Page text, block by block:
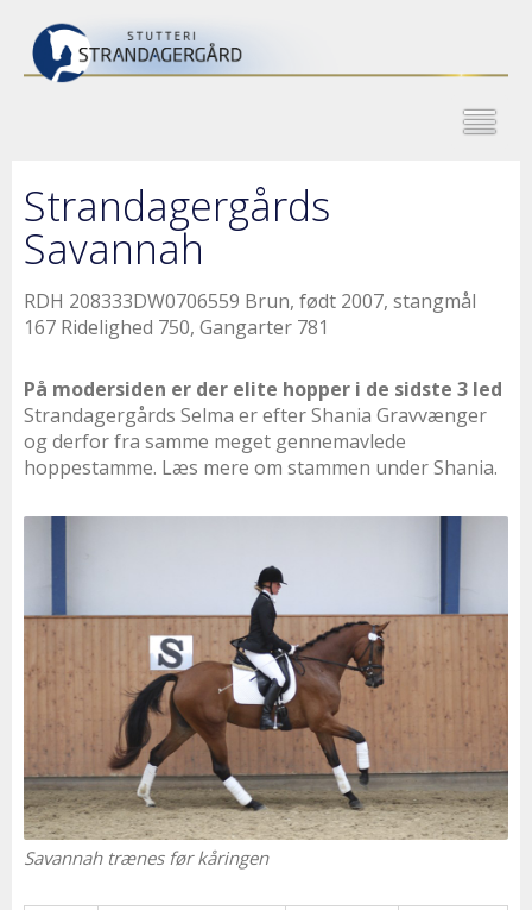
Strandagergårds
Savannah
RDH 208333DW0706559 Brun, født 2007, stangmål
167 Ridelighed 750, Gangarter 781
På modersiden er der elite hopper i de sidste 3 led
Strandagergårds Selma er efter Shania Gravvænger
og derfor fra samme meget gennemavlede
hoppestamme. Læs mere om stammen under Shania.
Savannah trænes før kåringen